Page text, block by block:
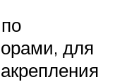
для